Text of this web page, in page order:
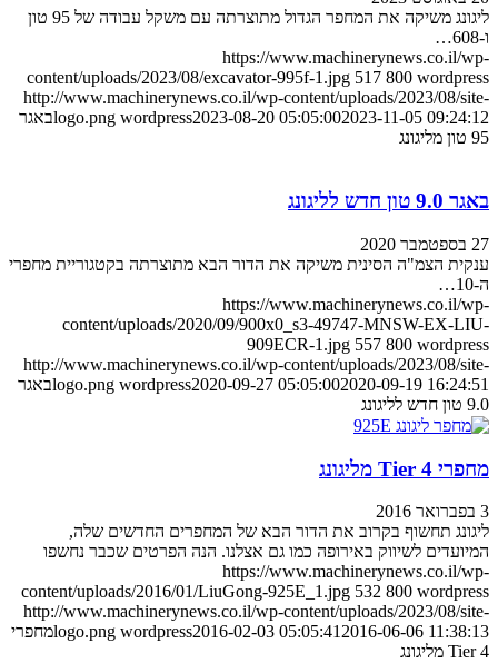
ליגונג משיקה את המחפר הגדול מתוצרתה עם משקל עבודה של 95 טון
ו-608…
https://www.machinerynews.co.il/wp-
content/uploads/2023/08/excavator-995f-1.jpg 517 800 wordpress
http://www.machinerynews.co.il/wp-content/uploads/2023/08/site-
logo.png wordpress2023-08-20 05:05:002023-11-05 09:24:12
באגר
95 טון מליגונג
באגר 9.0 טון חדש לליגונג
27 בספטמבר 2020
ענקית הצמ"ה הסינית משיקה את הדור הבא מתוצרתה בקטגוריית מחפרי
ה-10…
https://www.machinerynews.co.il/wp-
content/uploads/2020/09/900x0_s3-49747-MNSW-EX-LIU-
909ECR-1.jpg 557 800 wordpress
http://www.machinerynews.co.il/wp-content/uploads/2023/08/site-
logo.png wordpress2020-09-27 05:05:002020-09-19 16:24:51
באגר
9.0 טון חדש לליגונג
מחפרי Tier 4 מליגונג
3 בפברואר 2016
ליגונג תחשוף בקרוב את הדור הבא של המחפרים החדשים שלה,
המיועדים לשיווק באירופה כמו גם אצלנו. הנה הפרטים שכבר נחשפו
https://www.machinerynews.co.il/wp-
content/uploads/2016/01/LiuGong-925E_1.jpg 532 800 wordpress
http://www.machinerynews.co.il/wp-content/uploads/2023/08/site-
logo.png wordpress2016-02-03 05:05:412016-06-06 11:38:13
מחפרי
Tier 4 מליגונג